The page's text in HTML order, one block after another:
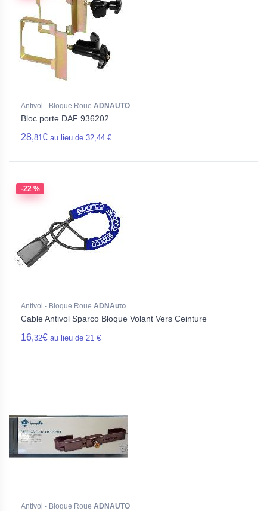
Antivol - Bloque Roue ADNAUTO
Bloc porte DAF 936202
28,81€ au lieu de 32,44 €
-22 %
Antivol - Bloque Roue ADNAuto
Cable Antivol Sparco Bloque Volant Vers Ceinture
16,32€ au lieu de 21 €
Antivol - Bloque Roue ADNAUTO